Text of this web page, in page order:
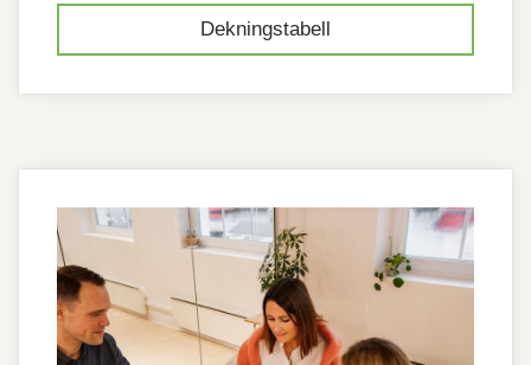
Dekningstabell